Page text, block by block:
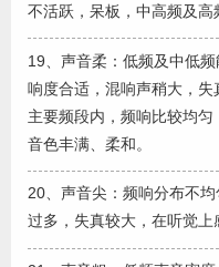
不活跃，呆板，中高频及高
19、声音柔：低频及中低
响度合适，混响声稍大，
主要频段内，频响比较均匀
音色丰满、柔和。
20、声音尖：频响分布不
过多，失真较大，在听觉上